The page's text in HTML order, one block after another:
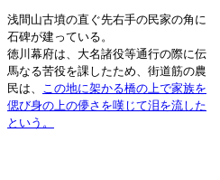
浅間山古墳の直ぐ先右手の民家の角に
石碑が建っている。
徳川幕府は、大名諸役等通行の際に伝
馬なる苦役を課したため、街道筋の農
民は、 この地に架かる橋の上で家族を
偲び身の上の儚さを嘆じて泪を流した
という。